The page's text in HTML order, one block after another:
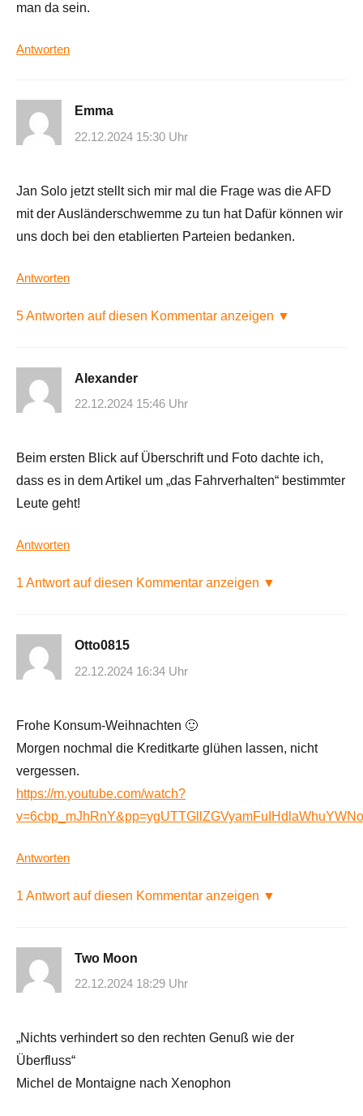
man da sein.
Antworten
Emma
22.12.2024 15:30 Uhr
Jan Solo jetzt stellt sich mir mal die Frage was die AFD
mit der Ausländerschwemme zu tun hat Dafür können wir
uns doch bei den etablierten Parteien bedanken.
Antworten
5 Antworten auf diesen Kommentar anzeigen ▼
Alexander
22.12.2024 15:46 Uhr
Beim ersten Blick auf Überschrift und Foto dachte ich,
dass es in dem Artikel um „das Fahrverhalten“ bestimmter
Leute geht!
Antworten
1 Antwort auf diesen Kommentar anzeigen ▼
Otto0815
22.12.2024 16:34 Uhr
Frohe Konsum-Weihnachten 🙂
Morgen nochmal die Kreditkarte glühen lassen, nicht
vergessen.
https://m.youtube.com/watch?
Antworten
1 Antwort auf diesen Kommentar anzeigen ▼
Two Moon
22.12.2024 18:29 Uhr
„Nichts verhindert so den rechten Genuß wie der
Überfluss“
Michel de Montaigne nach Xenophon